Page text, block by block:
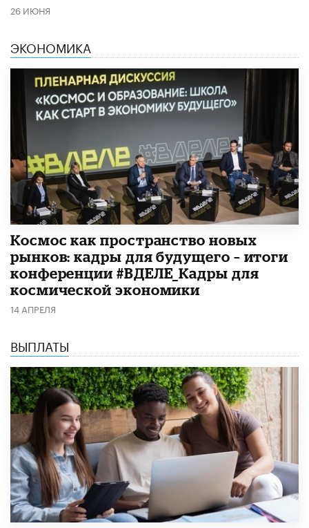
26 ИЮНЯ
ЭКОНОМИКА
Космос как пространство новых
рынков: кадры для будущего – итоги
конференции #ВДЕЛЕ_Кадры для
космической экономики
14 АПРЕЛЯ
ВЫПЛАТЫ